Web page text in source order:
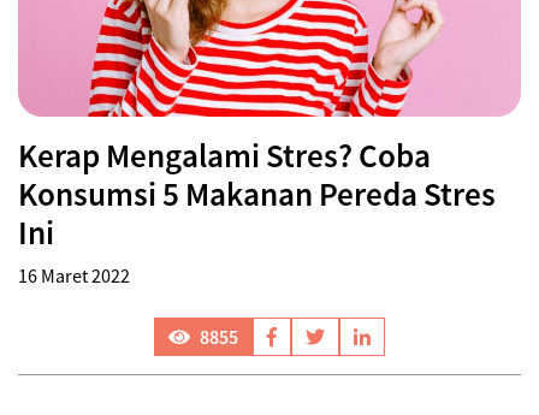
Kerap Mengalami Stres? Coba
Konsumsi 5 Makanan Pereda Stres
Ini
16 Maret 2022
8855